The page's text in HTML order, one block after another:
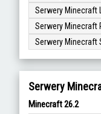
Serwery Minecraft
Serwery Minecraft
Serwery Minecraft
Serwery
Minecraft 26.2